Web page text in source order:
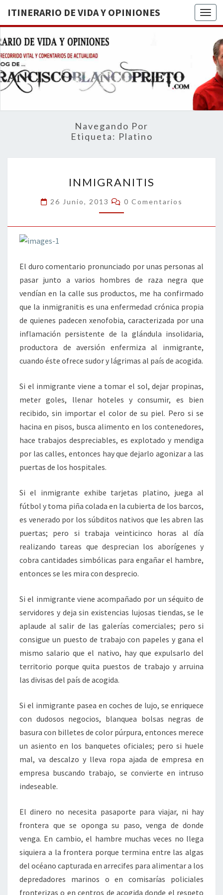
ITINERARIO DE VIDA Y OPINIONES
DE
BREVE
RECORRIDO
VITAL Y
ACTUALIDAD
Navegando Por
Etiqueta: Platino
INMIGRANITIS
26 Junio, 2013 Comentarios
0 Comentarios
El duro comentario pronunciado por unas personas al
pasar junto a varios hombres de raza negra que
vendían en la calle sus productos, me ha confirmado
que la inmigranitis es una enfermedad crónica propia
de quienes padecen xenofobia, caracterizada por una
inflamación persistente de la glándula insolidaria,
productora de aversión enfermiza al inmigrante,
cuando éste ofrece sudor y lágrimas al país de acogida.
Si el inmigrante viene a tomar el sol, dejar propinas,
meter goles, llenar hoteles y consumir, es bien
recibido, sin importar el color de su piel. Pero si se
hacina en pisos, busca alimento en los contenedores,
hace trabajos despreciables, es explotado y mendiga
por las calles, entonces hay que dejarlo agonizar a las
puertas de los hospitales.
Si el inmigrante exhibe tarjetas platino, juega al
fútbol y toma piña colada en la cubierta de los barcos,
es venerado por los súbditos nativos que les abren las
puertas; pero si trabaja veinticinco horas al día
realizando tareas que desprecian los aborígenes y
cobra cantidades simbólicas para engañar el hambre,
entonces se les mira con desprecio.
Si el inmigrante viene acompañado por un séquito de
servidores y deja sin existencias lujosas tiendas, se le
aplaude al salir de las galerías comerciales; pero si
consigue un puesto de trabajo con papeles y gana el
mismo salario que el nativo, hay que expulsarlo del
territorio porque quita puestos de trabajo y arruina
las divisas del país de acogida.
Si el inmigrante pasea en coches de lujo, se enriquece
con dudosos negocios, blanquea bolsas negras de
basura con billetes de color púrpura, entonces merece
un asiento en los banquetes oficiales; pero si huele
mal, va descalzo y lleva ropa ajada de empresa en
empresa buscando trabajo, se convierte en intruso
indeseable.
El dinero no necesita pasaporte para viajar, ni hay
frontera que se oponga su paso, venga de donde
venga. En cambio, el hambre muchas veces no llega
siquiera a la frontera porque termina entre las algas
del océano capturada en arrecifes para alimentar a los
depredadores marinos o en comisarías policiales
fronterizas o en centros de acogida donde el respeto